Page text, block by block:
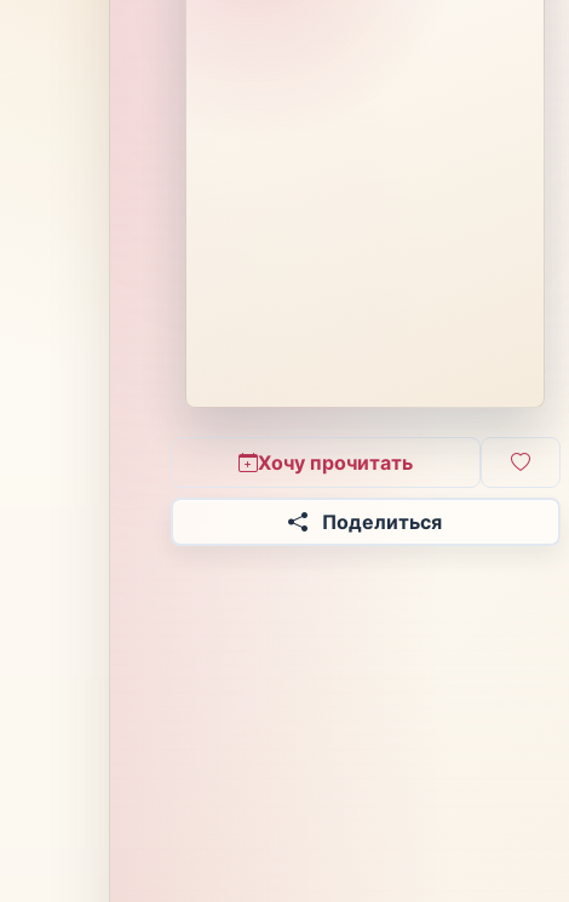
Хочу прочитать
Поделиться